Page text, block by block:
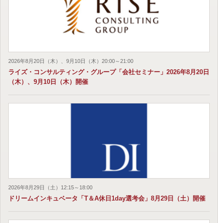
2026年8月20日（木）、9月10日（木）20:00～21:00
ライズ・コンサルティング・グループ「会社セミナー」2026年8月20日
（木）、9月10日（木）開催
2026年8月29日（土）12:15～18:00
ドリームインキュベータ「T＆A休日1day選考会」8月29日（土）開催